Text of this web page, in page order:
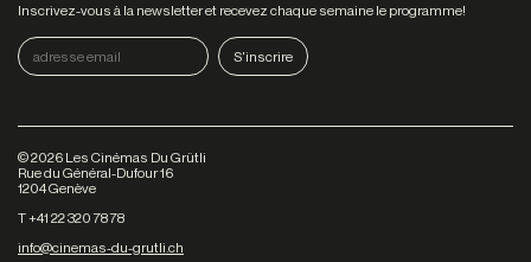
Inscrivez-vous à la newsletter et recevez chaque semaine le programme!
©2026 Les Cinémas Du Grütli
Rue du Général-Dufour 16
1204 Genève
T +41 22 320 78 78
info@cinemas-du-grutli.ch